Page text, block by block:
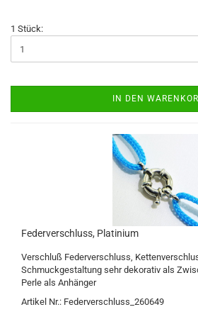
1 Stück:
IN DEN
Federverschluss, Platinium
Verschluß Federverschluss,
Schmuckgestaltung sehr dekorativ als
Perle als Anhänger
Artikel Nr.: Federverschluss_260649